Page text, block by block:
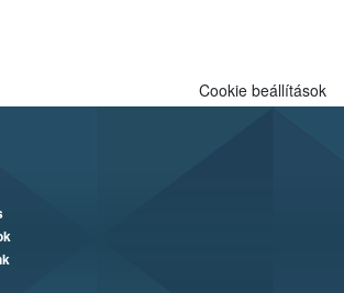
Cookie beállítások